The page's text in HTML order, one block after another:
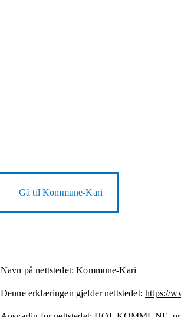
Gå tilKommune-Kari
Navn på nettstedet: Kommune-Kari
Denne erklæringen gjelder nettstedet: https://